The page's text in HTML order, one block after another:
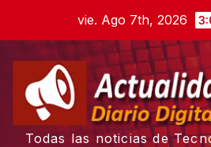
content
vie. Ago 7th, 2026
Todas las noticias de